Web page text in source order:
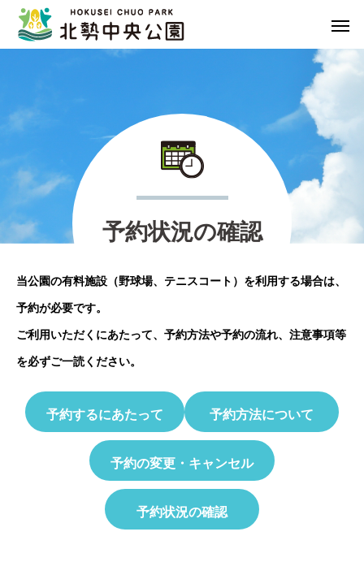
予約状況の確認
当公園の有料施設（野球場、テニスコート）を利用する場合は、
予約が必要です。
ご利用いただくにあたって、予約方法や予約の流れ、注意事項等
を必ずご一読ください。
予約するにあたって 予約方法について
予約の変更・キャンセル
予約状況の確認